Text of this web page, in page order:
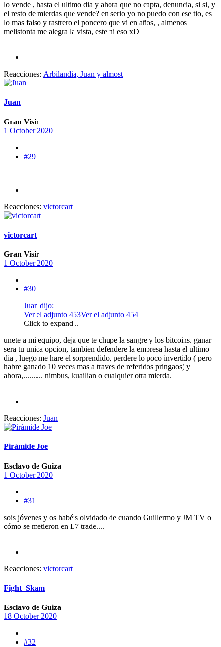
lo vende , hasta el ultimo dia y ahora que no capta, denuncia, si si, y
el resto de mierdas que vende? en serio yo no puedo con ese tio, es
lo mas falso y rastrero el poncero que vi en años, , almenos
melistonta me alegra la vista, este ni eso xD
Reacciones: Arbilandia, Juan y almost
Juan
Gran Visir
1 October 2020
#29
Reacciones: victorcart
victorcart
Gran Visir
1 October 2020
#30
Juan dijo:
Ver el adjunto 453Ver el adjunto 454
Click to expand...
unete a mi equipo, deja que te chupe la sangre y los bitcoins. ganar
sera tu unica opcion, tambien defendere la empresa hasta el ultimo
dia , luego me hare el sorprendido, perdere lo poco invertido ( pero
habre ganado 10 veces mas a traves de referidos pringaos) y
ahora,.......... nimbus, kuailian o cualquier otra mierda.
Reacciones: Juan
Pirámide Joe
Esclavo de Guiza
1 October 2020
#31
sois jóvenes y os habéis olvidado de cuando Guillermo y JM TV o
cómo se metieron en L7 trade....
Reacciones: victorcart
Fight_Skam
Esclavo de Guiza
18 October 2020
#32